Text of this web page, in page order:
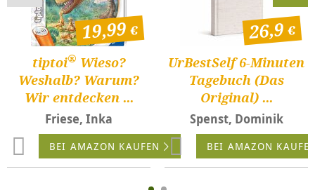
tiptoi® Wieso?
Weshalb? Warum?
Wir entdecken ...
Friese, Inka
19,99
BEI AMAZON KAUFEN
UrBestSelf 6-Minuten
Tagebuch (Das
Original) ...
Spenst, Dominik
26,9
BEI AMAZON